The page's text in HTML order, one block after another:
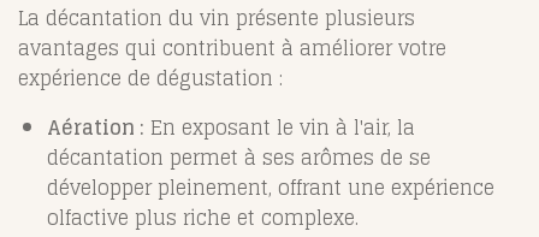
La décantation du vin présente plusieurs
avantages qui contribuent à améliorer votre
expérience de dégustation :
Aération : En exposant le vin à l'air, la
décantation permet à ses arômes de se
développer pleinement, offrant une expérience
olfactive plus riche et complexe.